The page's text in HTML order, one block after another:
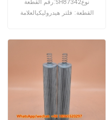
رقم القطعة:SH87342نوع
القطعة: فلتر هيدروليكيالعلامة